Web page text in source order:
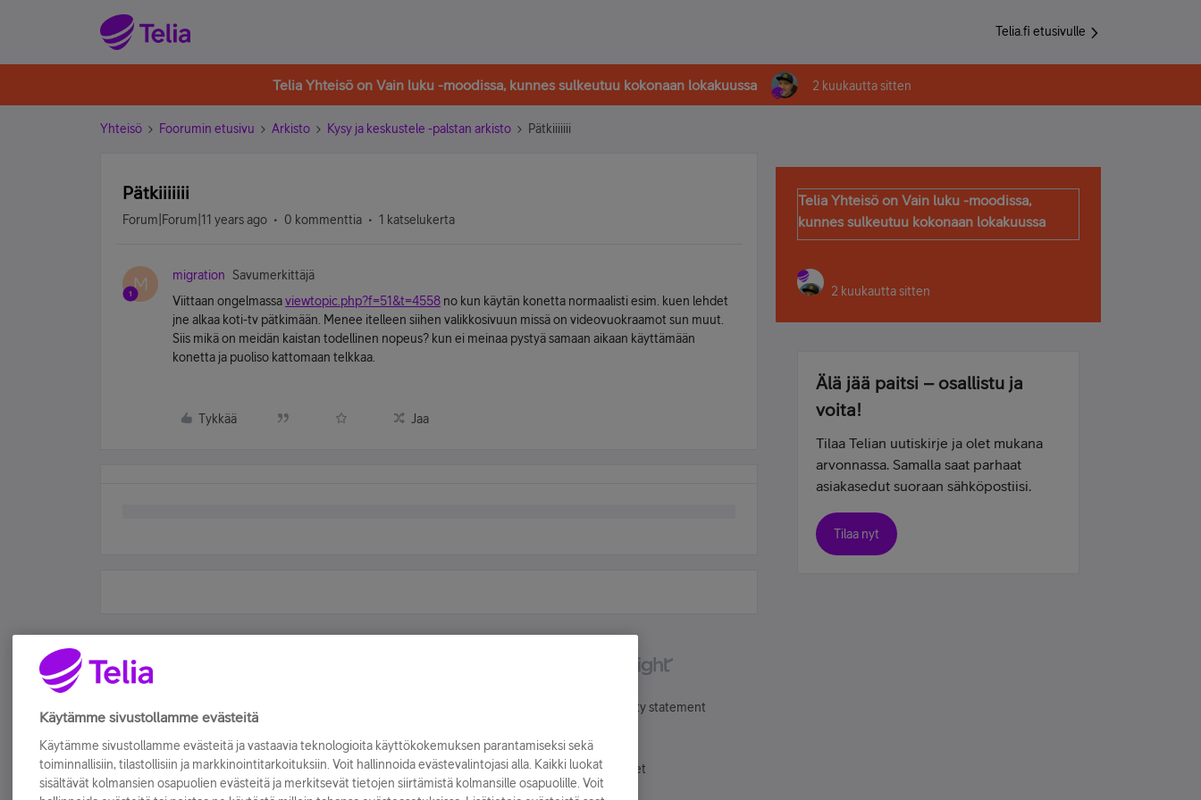
Telia.fi etusivulle
Telia Yhteisö on Vain luku -moodissa, kunnes sulkeutuu kokonaan lokakuussa 2 kuukautta sitten
Yhteisö Foorumin etusivu Arkisto Kysy ja keskustele -palstan arkisto Pätkiiiiiii
Pätkiiiiiii
Forum|Forum|11 years ago 0 kommenttia 1 katselukerta
M migration
Savumerkittäjä
Viittaan ongelmassaviewtopic.php?f=51&t=4558 no kun käytän konetta normaalisti esim. kuen lehdet
jne alkaa koti-tv pätkimään. Menee itelleen siihen valikkosivuun missä on videovuokraamot sun muut.
Siis mikä on meidän kaistan todellinen nopeus? kun ei meinaa pystyä samaan aikaan käyttämään
konetta ja puoliso kattomaan telkkaa.
Tykkää Jaa
Telia Yhteisö on Vain luku -moodissa,
kunnes sulkeutuu kokonaan lokakuussa
2 kuukautta sitten
Älä jää paitsi – osallistu ja
voita!
Tilaa Telian uutiskirje ja olet mukana
arvonnassa. Samalla saat parhaat
asiakasedut suoraan sähköpostiisi.
Tilaa nyt
Accessibility statement
Evästeasetukset
Käytämme sivustollamme evästeitä
Käytämme sivustollamme evästeitä ja vastaavia teknologioita käyttökokemuksen parantamiseksi sekä
toiminnallisiin, tilastollisiin ja markkinointitarkoituksiin. Voit hallinnoida evästevalintojasi alla. Kaikki luokat
sisältävät kolmansien osapuolien evästeitä ja merkitsevät tietojen siirtämistä kolmansille osapuolille. Voit